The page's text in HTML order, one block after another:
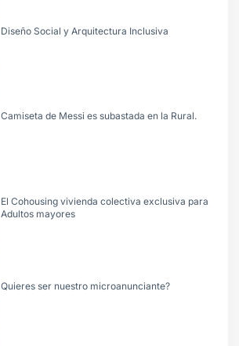
Diseño Social y Arquitectura Inclusiva
Camiseta de Messi es subastada en la Rural.
El Cohousing vivienda colectiva exclusiva para
Adultos mayores
Quieres ser nuestro microanunciante?